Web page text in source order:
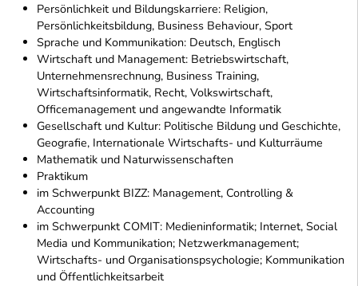
Persönlichkeit und Bildungskarriere: Religion,
Persönlichkeitsbildung, Business Behaviour, Sport
Sprache und Kommunikation: Deutsch, Englisch
Wirtschaft und Management: Betriebswirtschaft,
Unternehmensrechnung, Business Training,
Wirtschaftsinformatik, Recht, Volkswirtschaft,
Officemanagement und angewandte Informatik
Gesellschaft und Kultur: Politische Bildung und Geschichte,
Geografie, Internationale Wirtschafts- und Kulturräume
Mathematik und Naturwissenschaften
Praktikum
im Schwerpunkt BIZZ: Management, Controlling &
Accounting
im Schwerpunkt COMIT: Medieninformatik; Internet, Social
Media und Kommunikation; Netzwerkmanagement;
Wirtschafts- und Organisationspsychologie; Kommunikation
und Öffentlichkeitsarbeit